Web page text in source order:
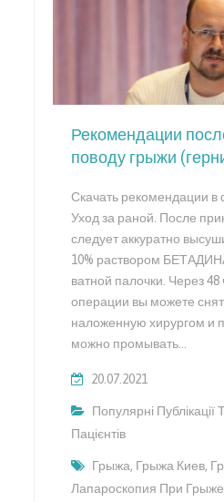
Рекомендации
поводу грыжи
Скачать рекомендации в
Уход за раной. После
следует аккуратно
10% раствором
ватной палочки. Через 48
операции вы можете
наложенную хирургом и
можно промывать…
20.07.2021
Популярні
Пацієнтів
Грыжа, Грыжа Киев,
Лапароскопия При Грыже